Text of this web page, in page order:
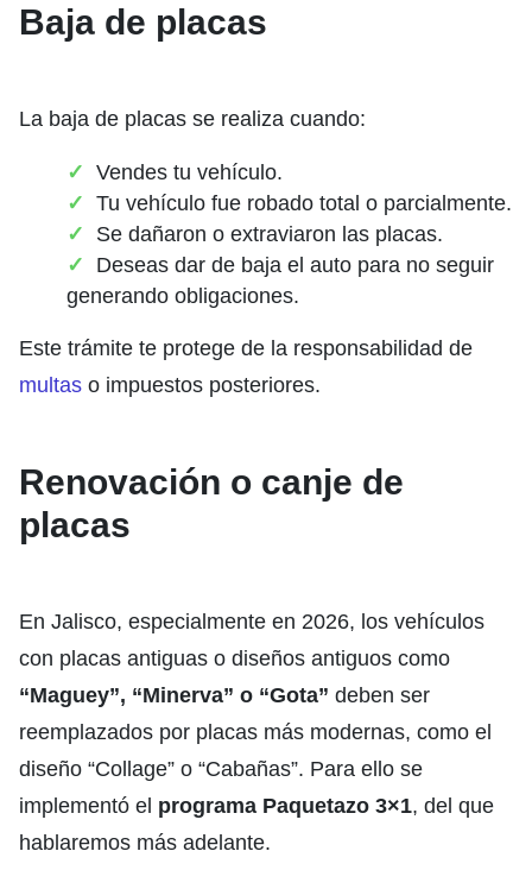
Baja de placas
La baja de placas se realiza cuando:
Vendes tu vehículo.
Tu vehículo fue robado total o parcialmente.
Se dañaron o extraviaron las placas.
Deseas dar de baja el auto para no seguir
generando obligaciones.
Este trámite te protege de la responsabilidad de
multas o impuestos posteriores.
Renovación o canje de
placas
En Jalisco, especialmente en 2026, los vehículos
con placas antiguas o diseños antiguos como
“Maguey”, “Minerva” o “Gota” deben ser
reemplazados por placas más modernas, como el
diseño “Collage” o “Cabañas”. Para ello se
implementó el programa Paquetazo 3×1, del que
hablaremos más adelante.